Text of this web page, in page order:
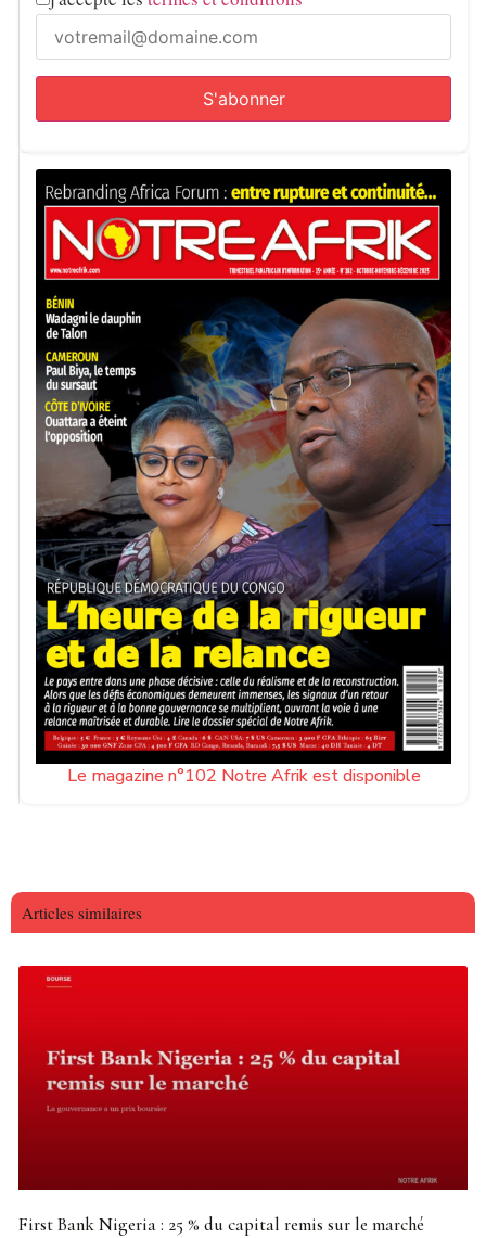
Le magazine n°102 Notre Afrik est disponible
Articles similaires
First Bank Nigeria : 25 % du capital remis sur le marché